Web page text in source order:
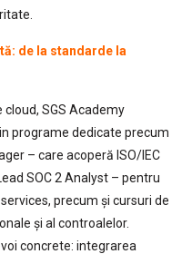
de la standarde la
SGS Academy
programe dedicate precum
– care acoperă ISO/IEC
SOC 2 Analyst – pentru
precum și cursuri de
și al controalelor.
concrete: integrarea